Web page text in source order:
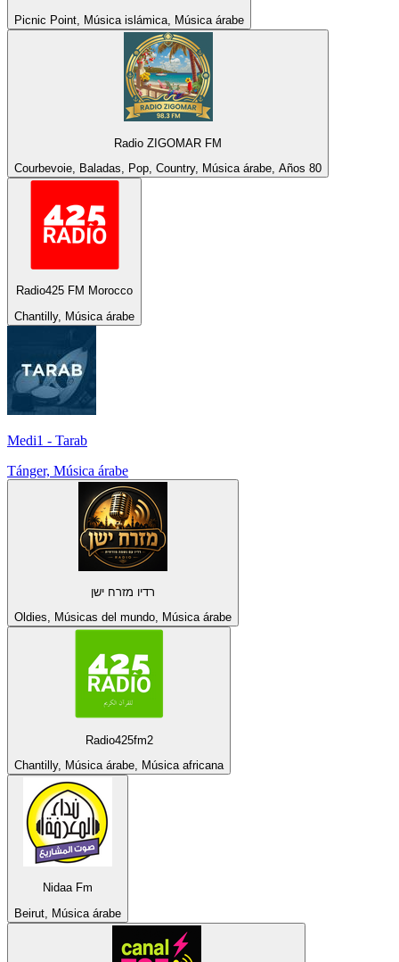
Picnic Point, Música islámica, Música árabe
Radio ZIGOMAR FM
Courbevoie, Baladas, Pop, Country, Música árabe, Años 80
Radio425 FM Morocco
Chantilly, Música árabe
Medi1 - Tarab
Tánger, Música árabe
רדיו מזרח ישן
Oldies, Músicas del mundo, Música árabe
Radio425fm2
Chantilly, Música árabe, Música africana
Nidaa Fm
Beirut, Música árabe